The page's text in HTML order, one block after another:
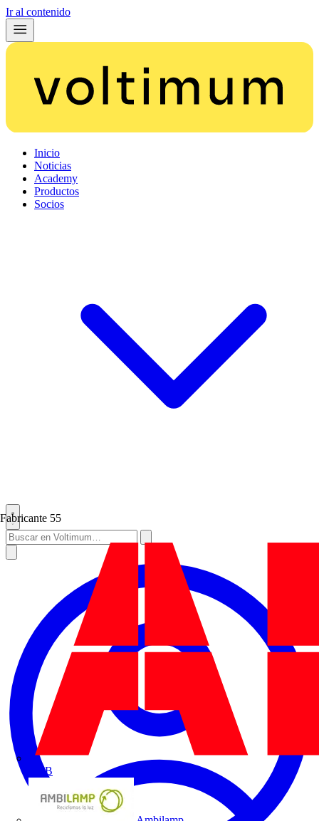
Ir al contenido
Inicio
Noticias
Academy
Productos
Socios
Fabricante 55
ABB